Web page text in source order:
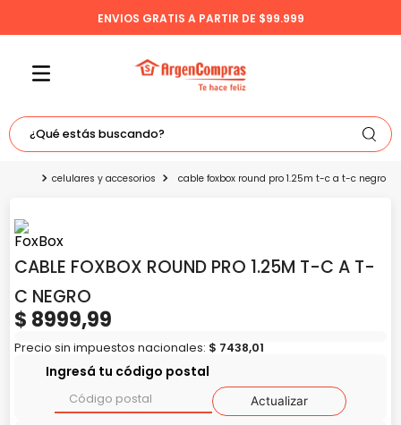
ENVIOS GRATIS A PARTIR DE $99.999
¿Qué estás buscando?
TÉRMINOS MÁS BUSCADOS
2.
3.
bicicleta
4.
tv
5. tablet
celulares y accesorios cable foxbox round pro 1.25m t-c a t-c negro
CABLE FOXBOX ROUND PRO 1.25M T-C A T-
C NEGRO
$ 8999,99
Precio sin impuestos nacionales: $ 7438,01
Ingresá tu código postal
Actualizar